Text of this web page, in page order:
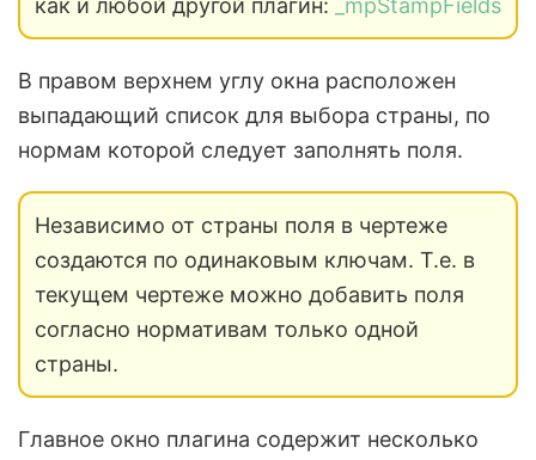
как и любой другой плагин: _mpStampFields
В правом верхнем углу окна расположен
выпадающий список для выбора страны, по
нормам которой следует заполнять поля.
Независимо от страны поля в чертеже
создаются по одинаковым ключам. Т.е. в
текущем чертеже можно добавить поля
согласно нормативам только одной
страны.
Главное окно плагина содержит несколько